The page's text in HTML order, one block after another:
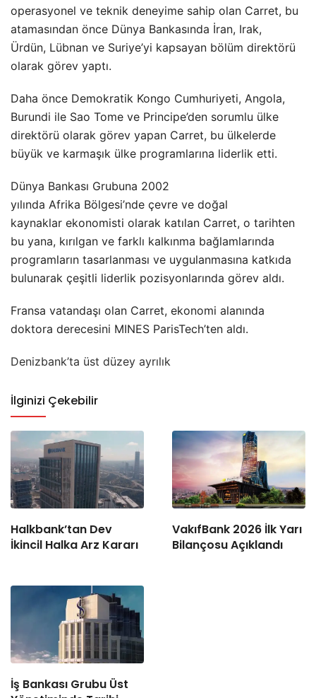
operasyonel ve teknik deneyime sahip olan Carret, bu
atamasından önce Dünya Bankasında İran, Irak,
Ürdün, Lübnan ve Suriye’yi kapsayan bölüm direktörü
olarak görev yaptı.
Daha önce Demokratik Kongo Cumhuriyeti, Angola,
Burundi ile Sao Tome ve Principe’den sorumlu ülke
direktörü olarak görev yapan Carret, bu ülkelerde
büyük ve karmaşık ülke programlarına liderlik etti.
Dünya Bankası Grubuna 2002
yılında Afrika Bölgesi’nde çevre ve doğal
kaynaklar ekonomisti olarak katılan Carret, o tarihten
bu yana, kırılgan ve farklı kalkınma bağlamlarında
programların tasarlanması ve uygulanmasına katkıda
bulunarak çeşitli liderlik pozisyonlarında görev aldı.
Fransa vatandaşı olan Carret, ekonomi alanında
doktora derecesini MINES ParisTech’ten aldı.
Denizbank’ta üst düzey ayrılık
İlginizi Çekebilir
Halkbank’tan Dev
İkincil Halka Arz Kararı
VakıfBank 2026 İlk Yarı
Bilançosu Açıklandı
İş Bankası Grubu Üst